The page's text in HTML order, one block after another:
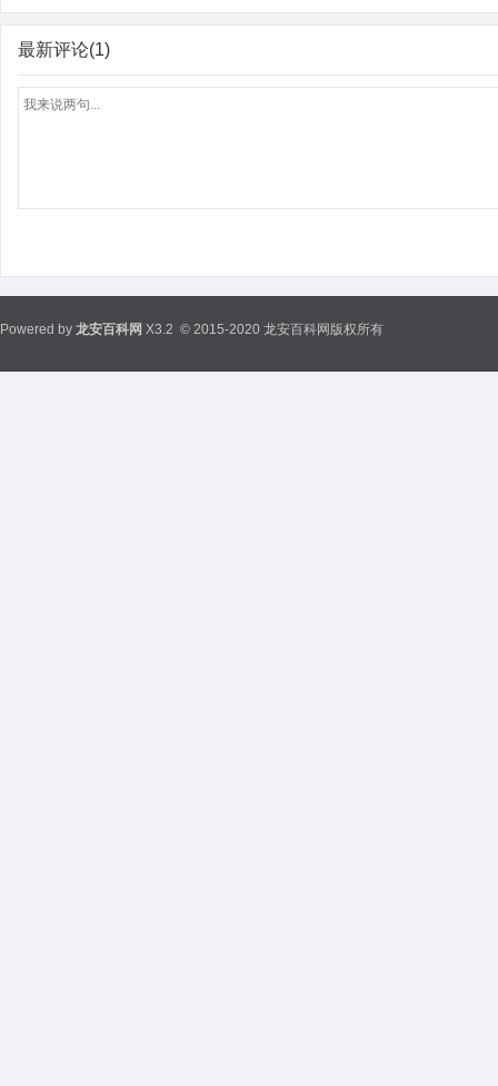
最新评论(1)
Powered by 龙安百科网 X3.2 © 2015-2020 龙安百科网版权所有